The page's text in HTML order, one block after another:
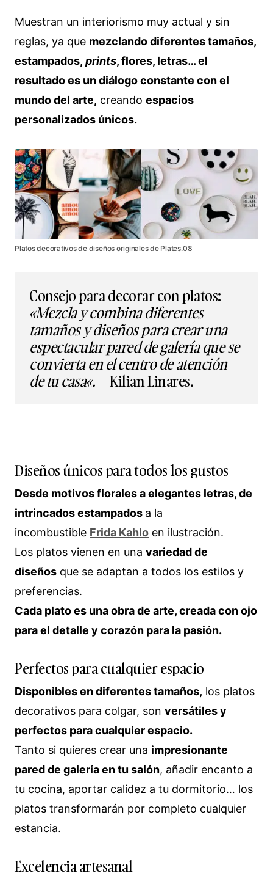
Muestran un interiorismo muy actual y sin
reglas, ya que mezclando diferentes tamaños,
estampados, prints, flores, letras… el
resultado es un diálogo constante con el
mundo del arte, creando espacios
personalizados únicos.
Platos decorativos de diseños originales de Plates.08
Consejo para decorar con platos:
«Mezcla y combina diferentes
tamaños y diseños para crear una
espectacular pared de galería que se
convierta en el centro de atención
de tu casa«. – Kilian Linares.
Diseños únicos para todos los gustos
Desde motivos florales a elegantes letras, de
intrincados estampados a la
incombustible Frida Kahlo en ilustración.
Los platos vienen en una variedad de
diseños que se adaptan a todos los estilos y
preferencias.
Cada plato es una obra de arte, creada con ojo
para el detalle y corazón para la pasión.
Perfectos para cualquier espacio
Disponibles en diferentes tamaños, los platos
decorativos para colgar, son versátiles y
perfectos para cualquier espacio.
Tanto si quieres crear una impresionante
pared de galería en tu salón, añadir encanto a
tu cocina, aportar calidez a tu dormitorio… los
platos transformarán por completo cualquier
estancia.
Excelencia artesanal